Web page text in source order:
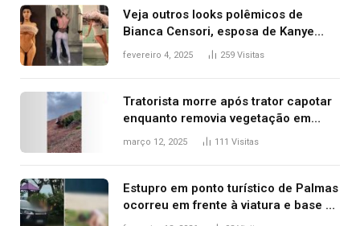
Veja outros looks polêmicos de
Bianca Censori, esposa de Kanye
West que apareceu nua no Grammy
fevereiro 4, 2025 259 Visitas
Tratorista morre após trator capotar
enquanto removia vegetação em
ribanceira de rodovia
março 12, 2025 111 Visitas
Estupro em ponto turístico de Palmas
ocorreu em frente à viatura e base de
segurança; polícia investiga